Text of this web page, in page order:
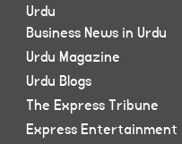
Urdu
Business News in Urdu
Urdu Magazine
Urdu Blogs
The Express Tribune
Express Entertainment